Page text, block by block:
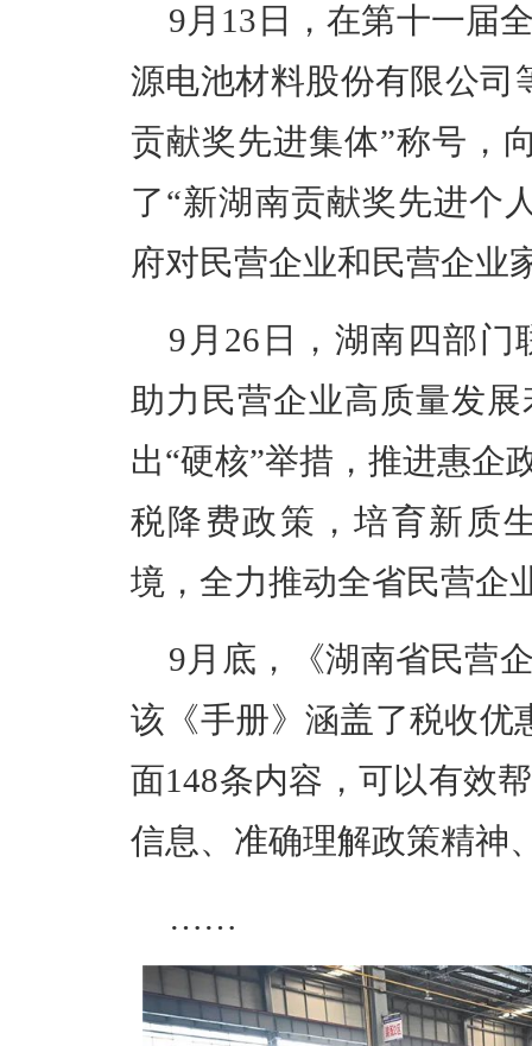
9月13日，在第十一届
源电池材料股份有限公司
贡献奖先进集体”称号，
了“新湖南贡献奖先进个
府对民营企业和民营企业
9月26日，湖南四部
助力民营企业高质量发
出“硬核”举措，推进惠企
税降费政策，培育新质
境，全力推动全省民营企
9月底，《湖南省民营
该《手册》涵盖了税收优
面148条内容，可以有效
信息、准确理解政策精神
……